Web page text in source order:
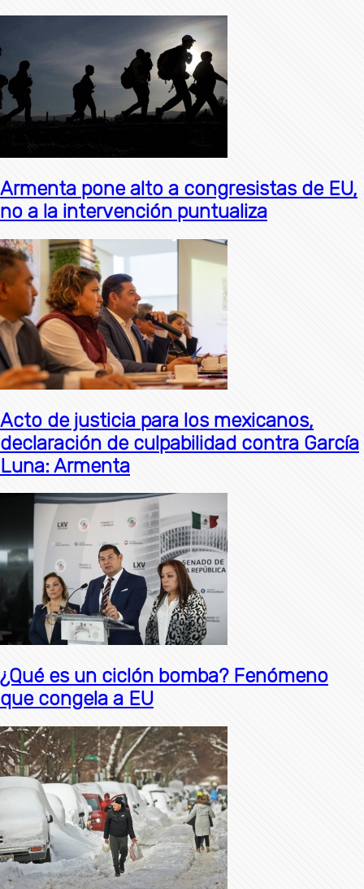
Armenta pone alto a congresistas de EU,
no a la intervención puntualiza
Acto de justicia para los mexicanos,
declaración de culpabilidad contra García
Luna: Armenta
¿Qué es un ciclón bomba? Fenómeno
que congela a EU